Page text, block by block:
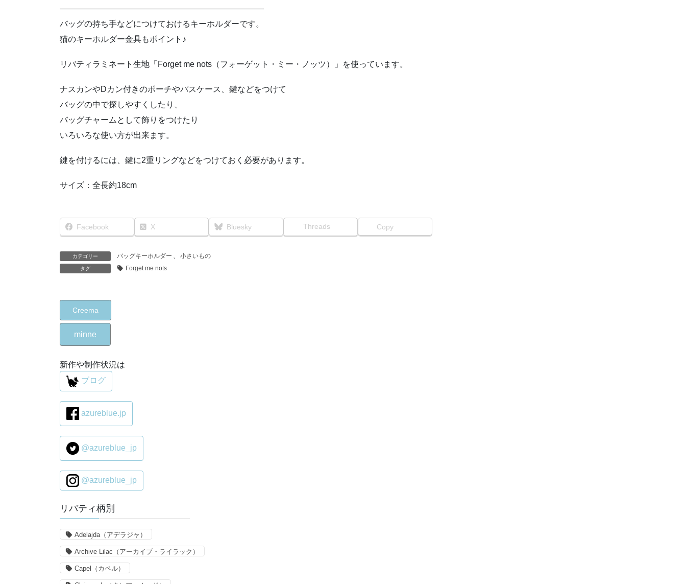
—————————————————————————
バッグの持ち手などにつけておけるキーホルダーです。
猫のキーホルダー金具もポイント♪
リバティラミネート生地「Forget me nots（フォーゲット・ミー・ノッツ）」を使っています。
ナスカンやDカン付きのポーチやパスケース、鍵などをつけて
バッグの中で探しやすくしたり、
バッグチャームとして飾りをつけたり
いろいろな使い方が出来ます。
鍵を付けるには、鍵に2重リングなどをつけておく必要があります。
サイズ：全長約18cm
Facebook X Bluesky Threads Copy
カテゴリー バッグキーホルダー 、 小さいもの
タグ Forget me nots
Creema
minne
新作や制作状況は
ブログ
azureblue.jp
@azureblue_jp
@azureblue_jp
リバティ柄別
Adelajda（アデラジャ）
Archive Lilac（アーカイブ・ライラック）
Capel（カペル）